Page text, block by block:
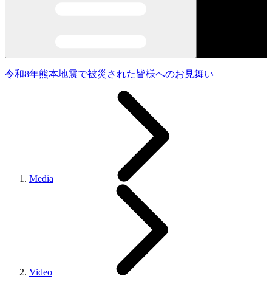
令和8年熊本地震で被災された皆様へのお見舞い
Media
Video